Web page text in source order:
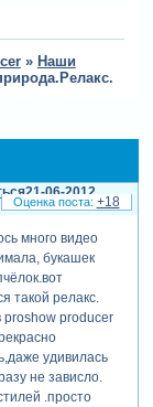
» Наши
21-06-2012
много видео
букашек
такой релакс.
proshow producer
удивилась
не зависло.
.просто
+18